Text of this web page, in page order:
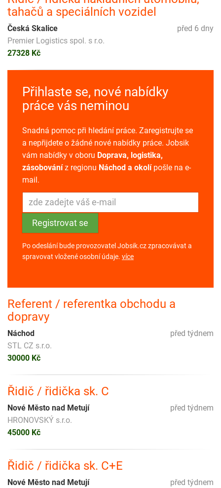
tahačů a speciálních vozidel
před 6 dny
Česká Skalice
Premier Logistics spol. s r.o.
27328 Kč
Přihlaste se, nové nabídky
práce vás neminou
Snadná pomoc při hledání práce. Zaregistrujte se
a nepřijdete o žádné nové nabídky práce. Jobsik
vám nabídky v oboru Doprava, logistika,
zásobováníz regionu Náchod a okolípošle na e-
mail.
Po odeslání bude provozovatel Jobsik.cz zpracovávat a
spravovat vložené osobní údaje. více
Referent / referentka obchodu a
dopravy
před týdnem
Náchod
STL CZ s.r.o.
30000 Kč
Řidič / řidička sk. C
před týdnem
Nové Město nad Metují
HRONOVSKÝ s.r.o.
45000 Kč
Řidič / řidička sk. C+E
před týdnem
Nové Město nad Metují